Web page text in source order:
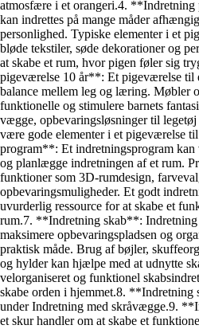
atmosfære i et orangeri.4.
kan indrettes på mange måder
personlighed. Typiske elementer i et
bløde tekstiler, søde dekorationer og
at skabe et rum, hvor pigen føler sig
pigeværelse 10 år**: Et pigeværelse til
balance mellem leg og læring. Møbler
funktionelle og stimulere barnets
vægge, opbevaringsløsninger til
være gode elementer i et pigeværelse
program**: Et indretningsprogram
og planlægge indretningen af et rum.
funktioner som 3D-rumdesign,
opbevaringsmuligheder. Et godt
uvurderlig ressource for at skabe et
rum.7. **Indretning skab**: Indretning
maksimere opbevaringspladsen og
praktisk måde. Brug af bøjler,
og hylder kan hjælpe med at udnytte
velorganiseret og funktionel
skabe orden i hjemmet.8.
under Indretning med skråvægge.9.
et skur handler om at skabe et